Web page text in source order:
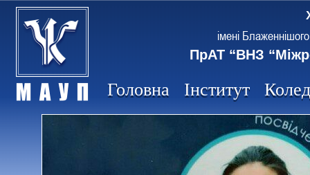
імені
ПрАТ “ВНЗ
Головна Інститут